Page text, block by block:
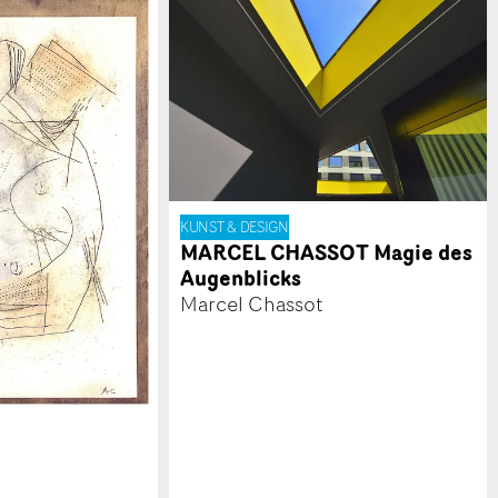
KUNST & DESIGN
MARCEL CHASSOT Magie des
Augenblicks
Marcel Chassot